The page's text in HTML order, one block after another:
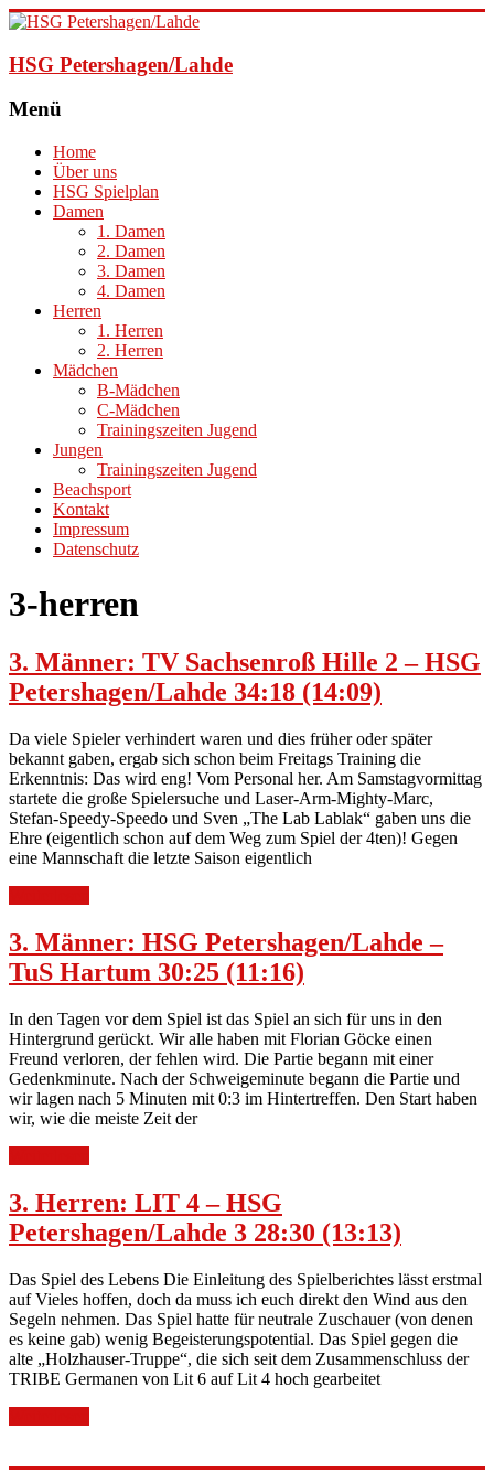
HSG Petershagen/Lahde
Menü
Home
Über uns
HSG Spielplan
Damen
1. Damen
2. Damen
3. Damen
4. Damen
Herren
1. Herren
2. Herren
Mädchen
B-Mädchen
C-Mädchen
Trainingszeiten Jugend
Jungen
Trainingszeiten Jugend
Beachsport
Kontakt
Impressum
Datenschutz
3-herren
3. Männer: TV Sachsenroß Hille 2 – HSG
Petershagen/Lahde 34:18 (14:09)
Da viele Spieler verhindert waren und dies früher oder später
bekannt gaben, ergab sich schon beim Freitags Training die
Erkenntnis: Das wird eng! Vom Personal her. Am Samstagvormittag
startete die große Spielersuche und Laser-Arm-Mighty-Marc,
Stefan-Speedy-Speedo und Sven „The Lab Lablak“ gaben uns die
Ehre (eigentlich schon auf dem Weg zum Spiel der 4ten)! Gegen
eine Mannschaft die letzte Saison eigentlich
3. Männer: HSG Petershagen/Lahde –
TuS Hartum 30:25 (11:16)
In den Tagen vor dem Spiel ist das Spiel an sich für uns in den
Hintergrund gerückt. Wir alle haben mit Florian Göcke einen
Freund verloren, der fehlen wird. Die Partie begann mit einer
Gedenkminute. Nach der Schweigeminute begann die Partie und
wir lagen nach 5 Minuten mit 0:3 im Hintertreffen. Den Start haben
wir, wie die meiste Zeit der
3. Herren: LIT 4 – HSG
Petershagen/Lahde 3 28:30 (13:13)
Das Spiel des Lebens Die Einleitung des Spielberichtes lässt erstmal
auf Vieles hoffen, doch da muss ich euch direkt den Wind aus den
Segeln nehmen. Das Spiel hatte für neutrale Zuschauer (von denen
es keine gab) wenig Begeisterungspotential. Das Spiel gegen die
alte „Holzhauser-Truppe“, die sich seit dem Zusammenschluss der
TRIBE Germanen von Lit 6 auf Lit 4 hoch gearbeitet